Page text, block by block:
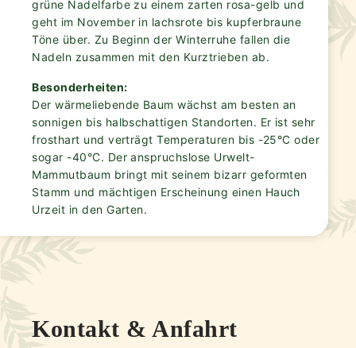
grüne Nadelfarbe zu einem zarten rosa-gelb und
geht im November in lachsrote bis kupferbraune
Töne über. Zu Beginn der Winterruhe fallen die
Nadeln zusammen mit den Kurztrieben ab.
Besonderheiten:
Der wärmeliebende Baum wächst am besten an
sonnigen bis halbschattigen Standorten. Er ist sehr
frosthart und verträgt Temperaturen bis -25°C oder
sogar -40°C. Der anspruchslose Urwelt-
Mammutbaum bringt mit seinem bizarr geformten
Stamm und mächtigen Erscheinung einen Hauch
Urzeit in den Garten.
Kontakt & Anfahrt